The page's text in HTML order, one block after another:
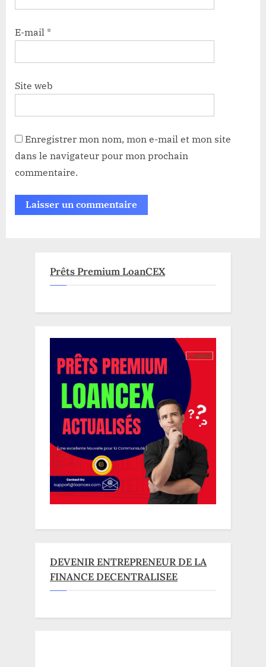
E-mail *
Site web
Enregistrer mon nom, mon e-mail et mon site
dans le navigateur pour mon prochain
commentaire.
Prêts Premium LoanCEX
DEVENIR ENTREPRENEUR DE LA
FINANCE DECENTRALISEE